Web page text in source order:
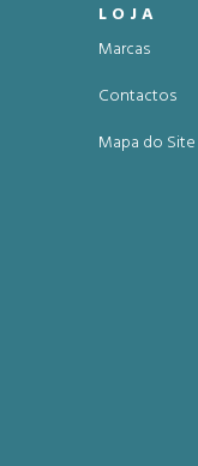
LOJA
Marcas
Contactos
Mapa do Site